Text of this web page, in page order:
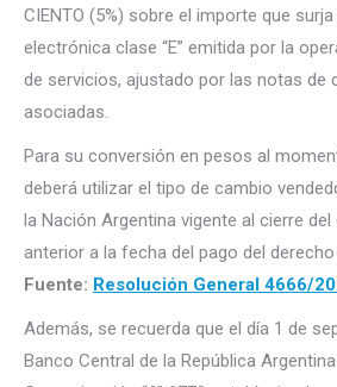
CIENTO (5%) sobre el importe que
electrónica clase “E” emitida por la
de servicios, ajustado por las notas de
asociadas.
Para su conversión en pesos al
deberá utilizar el tipo de cambio
la Nación Argentina vigente al cierre
anterior a la fecha del pago del
Fuente: Resolución General 4666/
Además, se recuerda que el día 1 de
Banco Central de la República